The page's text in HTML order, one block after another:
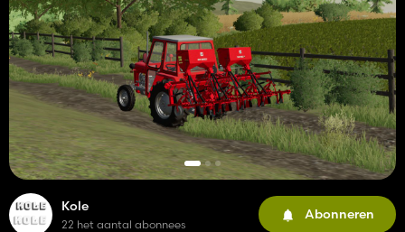
Kole
22 het aantal abonnees
Abonneren